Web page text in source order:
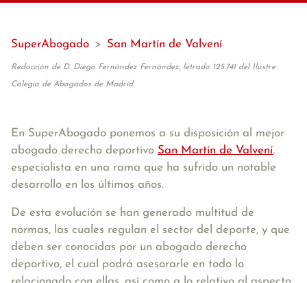
SuperAbogado > San Martín de Valvení
Redacción de D. Diego Fernández Fernández, letrado 125.741 del Ilustre
Colegio de Abogados de Madrid.
En SuperAbogado ponemos a su disposición al mejor
abogado derecho deportivo San Martín de Valvení,
especialista en una rama que ha sufrido un notable
desarrollo en los últimos años.
De esta evolución se han generado multitud de
normas, las cuales regulan el sector del deporte, y que
deben ser conocidas por un abogado derecho
deportivo, el cual podrá asesorarle en todo lo